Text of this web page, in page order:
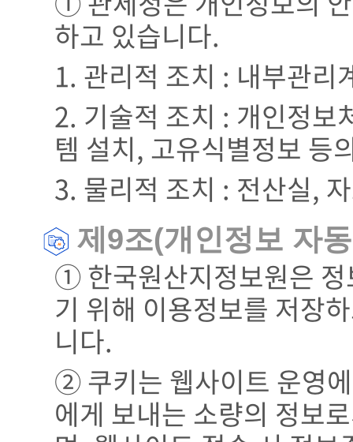
하고 있습니다.
1. 관리적 조치 : 내부관리
2. 기술적 조치 : 개인정보
템 설치, 고유식별정보 등
3. 물리적 조치 : 전산실,
제9조(개인정보 자
① 한국원산지정보원은 정
기 위해 이용정보를 저장
니다.
② 쿠키는 웹사이트 운영
에게 보내는 소량의 정보